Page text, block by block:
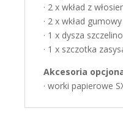
· 2 x wkład z
· 2 x wkład
· 1 x dysza
· 1 x szczotka
Akcesoria
· worki papierowe